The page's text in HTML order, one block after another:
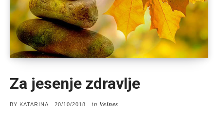
Za jesenje zdravlje
BY KATARINA
POSTED
20/10/2018 in Velnes